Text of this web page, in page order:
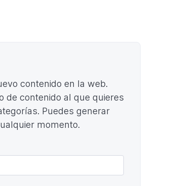
contenido en la web.
de contenido al que quieres
Puedes generar
momento.